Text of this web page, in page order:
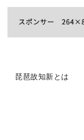
琵琶故知新とは